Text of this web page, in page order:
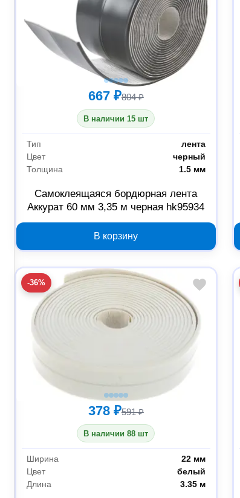
667 ₽804 ₽
В наличии 15 шт
Тип
лента
Цвет
черный
Толщина
1.5 мм
Самоклеящаяся бордюрная лента
Аккурат 60 мм 3,35 м черная hk95934
В корзину
-36%
378 ₽591 ₽
В наличии 88 шт
Ширина
22 мм
Цвет
белый
Длина
3.35 м